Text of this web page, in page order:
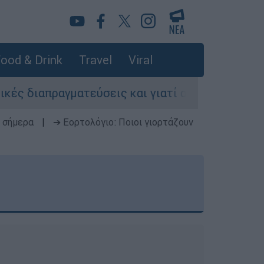
& Drink Travel Viral
και γιατί αντιδρούν οι ΗΠΑ
➔ Εορτολόγιο: Ποιοι γιορτάζουν